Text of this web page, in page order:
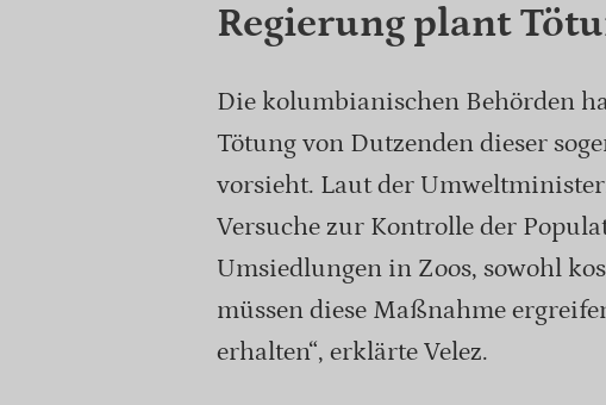
Regierung plant
Die kolumbianischen Behörden
Tötung von Dutzenden dieser
vorsieht. Laut der
Versuche zur Kontrolle der
Umsiedlungen in Zoos, sowohl
müssen diese Maßnahme
erhalten“, erklärte Velez.